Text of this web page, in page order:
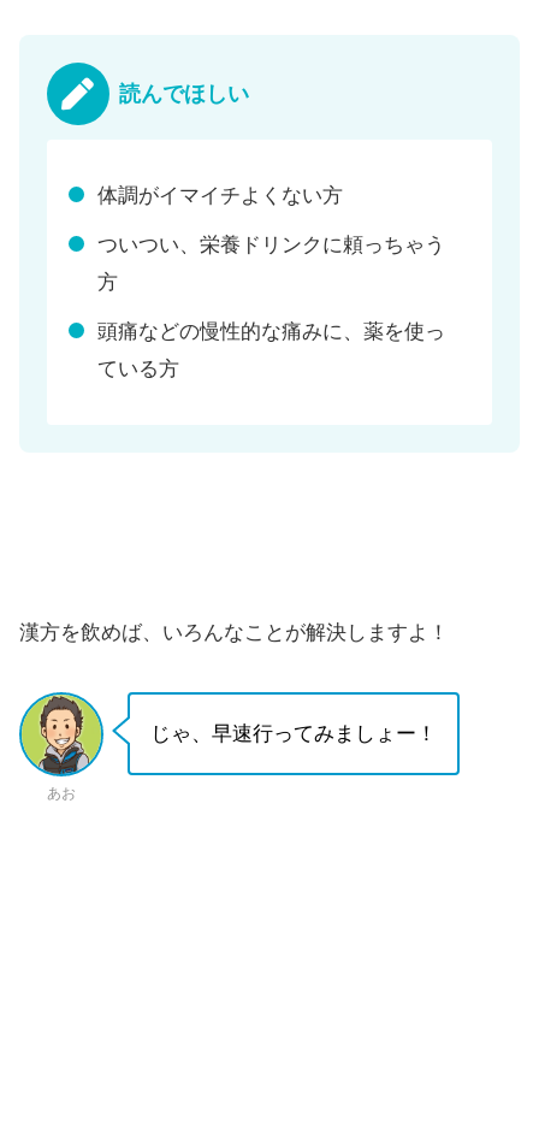
読んでほしい
体調がイマイチよくない方
ついつい、栄養ドリンクに頼っちゃう
方
頭痛などの慢性的な痛みに、薬を使っ
ている方
漢方を飲めば、いろんなことが解決しますよ！
あお
じゃ、早速行ってみましょー！